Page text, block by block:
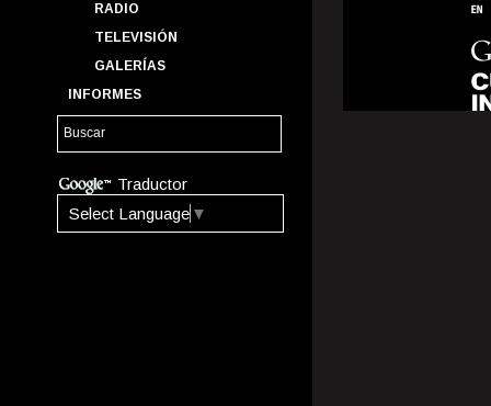
RADIO
TELEVISIÓN
GALERÍAS
INFORMES
Traductor
Select Language ▼